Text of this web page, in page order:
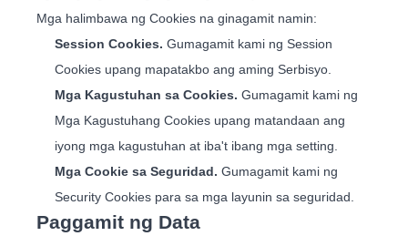
Mga halimbawa ng Cookies na ginagamit namin:
Session Cookies. Gumagamit kami ng Session
Cookies upang mapatakbo ang aming Serbisyo.
Mga Kagustuhan sa Cookies. Gumagamit kami ng
Mga Kagustuhang Cookies upang matandaan ang
iyong mga kagustuhan at iba't ibang mga setting.
Mga Cookie sa Seguridad. Gumagamit kami ng
Security Cookies para sa mga layunin sa seguridad.
Paggamit ng Data